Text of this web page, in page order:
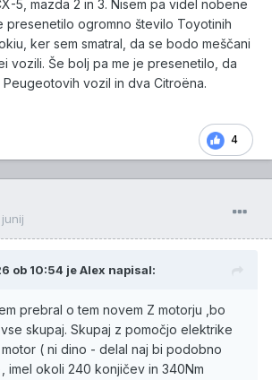
5, mazda 2 in 3. Nisem pa videl nobene
presenetilo ogromno število Toyotinih
ker sem smatral, da se bodo meščani
vozili. Še bolj pa me je presenetilo, da
vozil in dva Citroëna.
4
junij
ob 10:54 jeAlex napisal:
prebral o tem novem Z motorju ,bo
skupaj. Skupaj z pomočjo elektrike
( ni dino - delal naj bi podobno
imel okoli 240 konjičev in 340Nm